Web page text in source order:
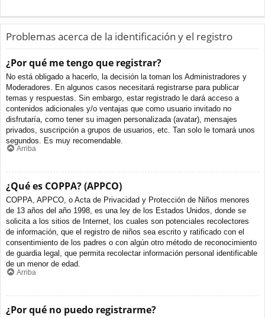
Problemas acerca de la identificación y el registro
¿Por qué me tengo que registrar?
No está obligado a hacerlo, la decisión la toman los Administradores y
Moderadores. En algunos casos necesitará registrarse para publicar
temas y respuestas. Sin embargo, estar registrado le dará acceso a
contenidos adicionales y/o ventajas que como usuario invitado no
disfrutaría, como tener su imagen personalizada (avatar), mensajes
privados, suscripción a grupos de usuarios, etc. Tan solo le tomará unos
segundos. Es muy recomendable.
Arriba
¿Qué es COPPA? (APPCO)
COPPA, APPCO, o Acta de Privacidad y Protección de Niños menores
de 13 años del año 1998, es una ley de los Estados Unidos, donde se
solicita a los sitios de Internet, los cuales son potenciales recolectores
de información, que el registro de niños sea escrito y ratificado con el
consentimiento de los padres o con algún otro método de reconocimiento
de guardia legal, que permita recolectar información personal identificable
de un menor de edad.
Arriba
¿Por qué no puedo registrarme?